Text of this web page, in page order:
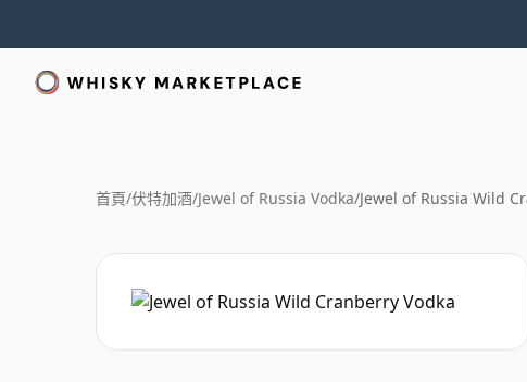
首頁/伏特加酒/Jewel of Russia Vodka/Jewel of Russia Wild